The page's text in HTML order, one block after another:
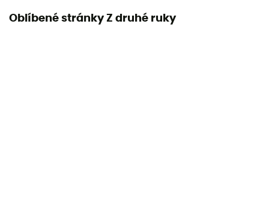
Oblíbené stránky Z druhé ruky